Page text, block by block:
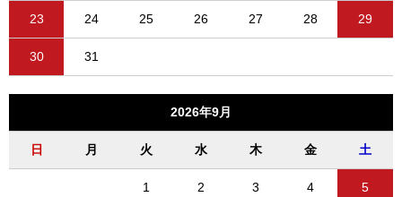
23 24 25 26 27 28 29
30 31
2026年9月
日 月 火 水 木 金 土
1 2 3 4 5